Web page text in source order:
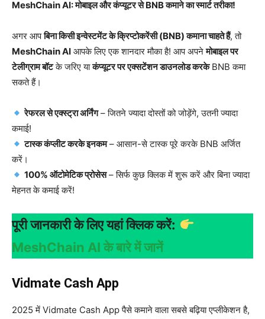
MeshChain AI: मोबाइल और कंप्यूटर से BNB कमाने का स्मार्ट तरीका!
अगर आपबिना किसी इन्वेस्टमेंट के क्रिप्टोकरेंसी (BNB) कमाना चाहते हैं, तो
MeshChain AI आपके लिए एक शानदार मौका है! आप अपनेमोबाइल पर
टेलीग्राम बॉटके जरिए याकंप्यूटर पर एक्सटेंशन डाउनलोड करकेBNB कमा
सकते हैं।
रेफरल से एक्स्ट्रा अर्निंग– जितने ज्यादा दोस्तों को जोड़ेंगे, उतनी ज्यादा
कमाई!
टास्क कंप्लीट करके इनकम– आसान-से टास्क पूरे करके BNB अर्जित
करें।
100% ऑटोमेटिक प्रोसेस– सिर्फ कुछ क्लिक में शुरू करें और बिना ज्यादा
मेहनत के कमाई करें!
पूरी जानकारी के लिए यहां क्लिक करें:
MeshChain AI के बारे में जानें
Vidmate Cash App
2025 में Vidmate Cash App पैसे कमाने वाला सबसे बढ़िया एप्लीकेशन है,